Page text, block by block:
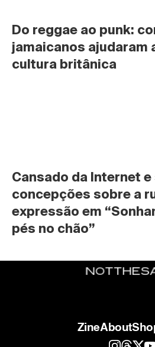
Do reggae ao punk:
jamaicanos ajudaram
cultura britânica
Cansado da Internet e
concepções sobre a
expressão em
pés no chão”
ZineAbout